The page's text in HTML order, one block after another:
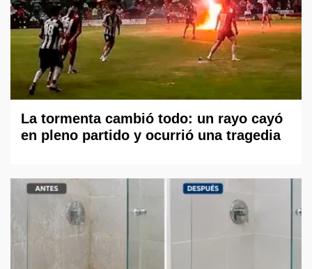
La tormenta cambió todo: un rayo cayó
en pleno partido y ocurrió una tragedia